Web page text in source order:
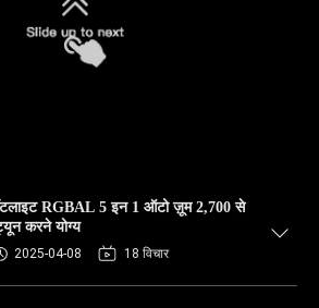
RGBAL 5 इन 1 ऑटो ज़ूम 2,700 से
करने योग्य
2025-04-08 18 विचार